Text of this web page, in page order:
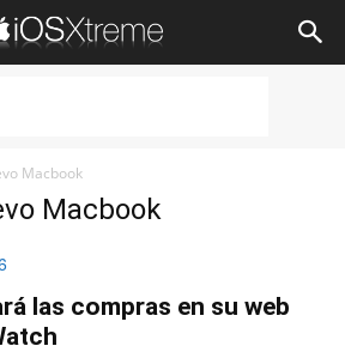
Macbook
Macbook
las compras en su web